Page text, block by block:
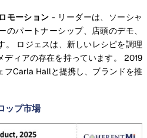
モーション - リーダーは、ソーシャ
のパートナーシップ、店頭のデモ、
。 ロジェスは、新しいレシピを調理
ディアの存在を持っています。 2019
フCarla Hallと提携し、ブランドを推
ップ市場